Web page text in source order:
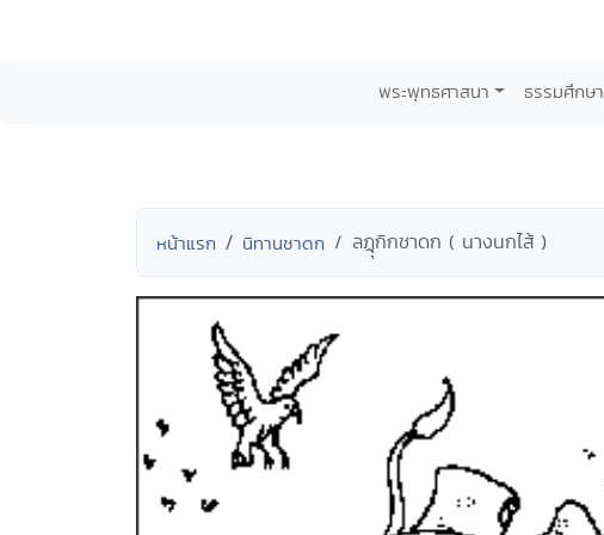
พระพุทธศาสนา ธรรมศึกษา
หน้าแรก นิทานชาดก ลฏุุกิกชาดก ( นางนกไส้ )